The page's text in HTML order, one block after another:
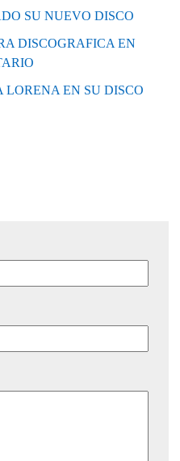
SU NUEVO DISCO
DISCOGRAFICA EN
EN SU DISCO